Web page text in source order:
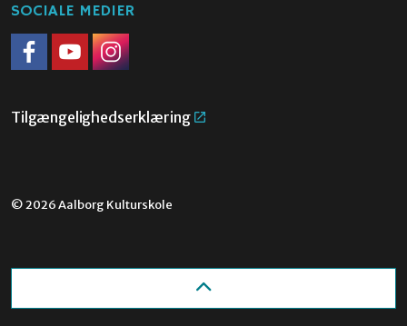
SOCIALE MEDIER
Tilgængelighedserklæring
© 2026 Aalborg Kulturskole